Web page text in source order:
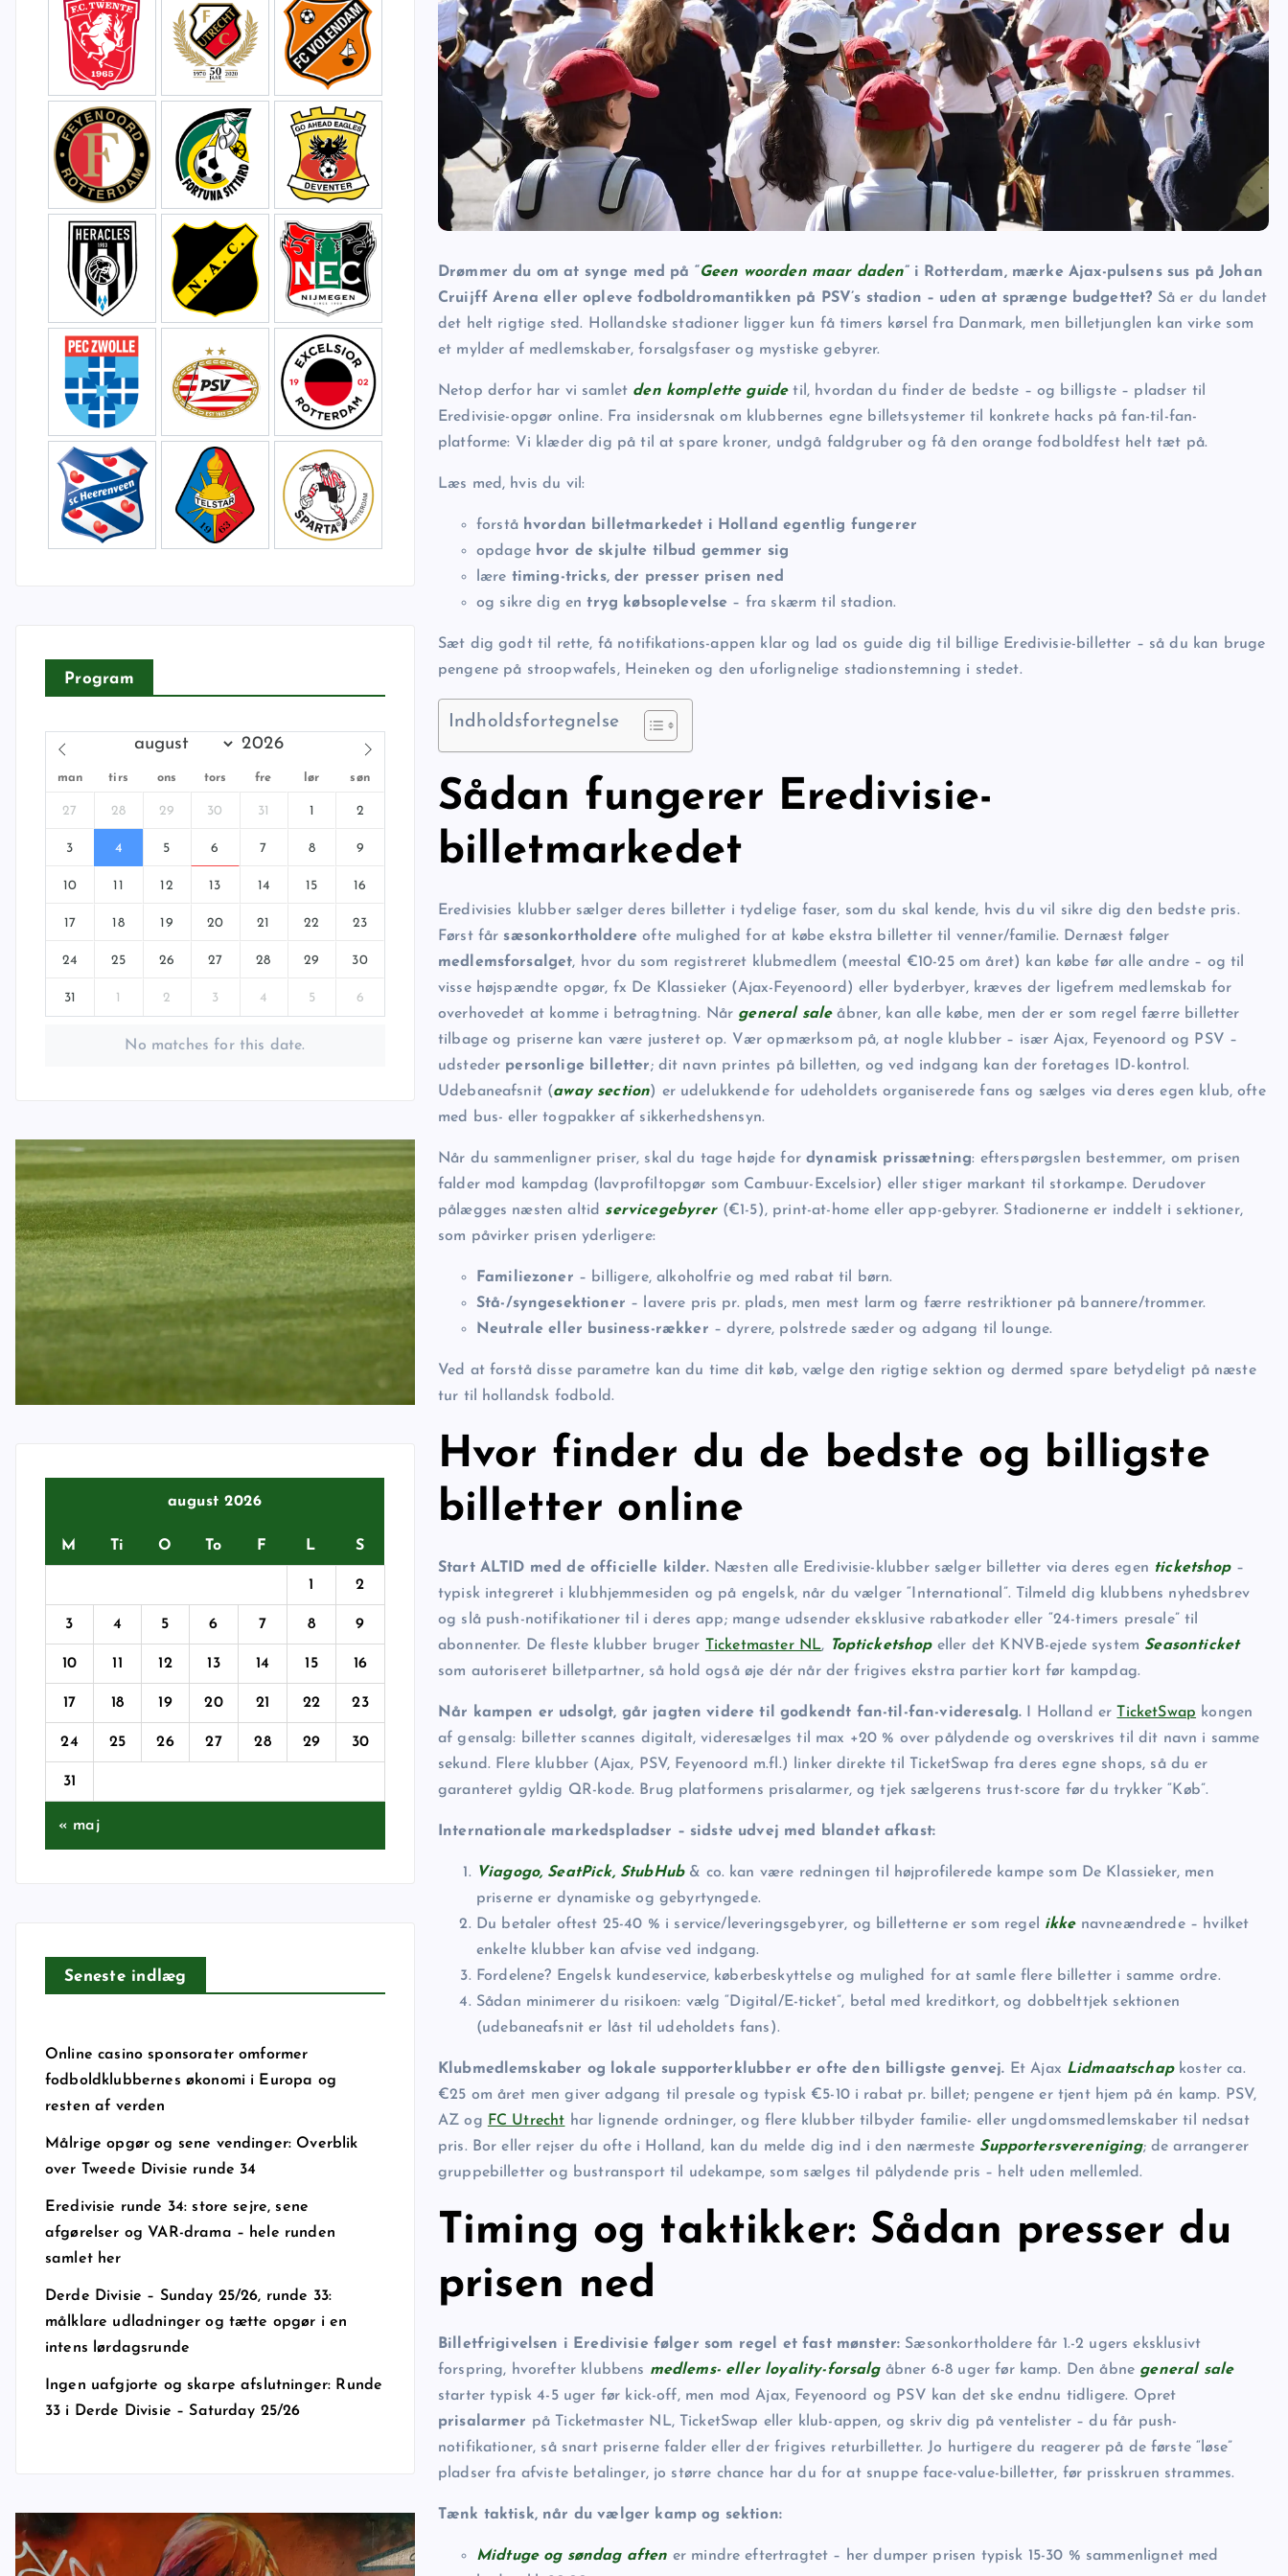
Program
man tirs ons tors fre lør søn
27 28 29 30 31 1 2
3 4 5 6 7 8 9
10 11 12 13 14 15 16
17 18 19 20 21 22 23
24 25 26 27 28 29 30
31 1 2 3 4 5 6
No matches for this date.
august 2026
M Ti O To F L S
1 2
3 4 5 6 7 8 9
10 11 12 13 14 15 16
17 18 19 20 21 22 23
24 25 26 27 28 29 30
31
« maj
Seneste indlæg
Online casino sponsorater omformer
fodboldklubbernes økonomi i Europa og
resten af verden
Målrige opgør og sene vendinger: Overblik
over Tweede Divisie runde 34
Eredivisie runde 34: store sejre, sene
afgørelser og VAR-drama – hele runden
samlet her
Derde Divisie – Sunday 25/26, runde 33:
målklare udladninger og tætte opgør i en
intens lørdagsrunde
Ingen uafgjorte og skarpe afslutninger: Runde
33 i Derde Divisie – Saturday 25/26
Drømmer du om at synge med på “Geen woorden maar daden” i Rotterdam, mærke Ajax-pulsens sus på Johan
Cruijff Arena eller opleve fodboldromantikken på PSV’s stadion – uden at sprænge budgettet? Så er du landet
det helt rigtige sted. Hollandske stadioner ligger kun få timers kørsel fra Danmark, men billetjunglen kan virke som
et mylder af medlemskaber, forsalgsfaser og mystiske gebyrer.
Netop derfor har vi samlet den komplette guidetil, hvordan du finder de bedste – og billigste – pladser til
Eredivisie-opgør online. Fra insidersnak om klubbernes egne billetsystemer til konkrete hacks på fan-til-fan-
platforme: Vi klæder dig på til at spare kroner, undgå faldgruber og få den orange fodboldfest helt tæt på.
Læs med, hvis du vil:
forstå hvordan billetmarkedet i Holland egentlig fungerer
opdage hvor de skjulte tilbud gemmer sig
lære timing-tricks, der presser prisen ned
og sikre dig entryg købsoplevelse – fra skærm til stadion.
Sæt dig godt til rette, få notifikations-appen klar og lad os guide dig til billige Eredivisie-billetter – så du kan bruge
pengene på stroopwafels, Heineken og den uforlignelige stadionstemning i stedet.
Indholdsfortegnelse
Sådan fungerer Eredivisie-
billetmarkedet
Eredivisies klubber sælger deres billetter i tydelige faser, som du skal kende, hvis du vil sikre dig den bedste pris.
Først får sæsonkortholdere ofte mulighed for at købe ekstra billetter til venner/familie. Dernæst følger
medlemsforsalget, hvor du som registreret klubmedlem (meestal €10-25 om året) kan købe før alle andre – og til
visse højspændte opgør, fx De Klassieker (Ajax-Feyenoord) eller byderbyer, kræves der ligefrem medlemskab for
overhovedet at komme i betragtning. Når general saleåbner, kan alle købe, men der er som regel færre billetter
tilbage og priserne kan være justeret op. Vær opmærksom på, at nogle klubber – især Ajax, Feyenoord og PSV –
udsteder personlige billetter; dit navn printes på billetten, og ved indgang kan der foretages ID-kontrol.
Udebaneafsnit (away section) er udelukkende for udeholdets organiserede fans og sælges via deres egen klub, ofte
med bus- eller togpakker af sikkerhedshensyn.
Når du sammenligner priser, skal du tage højde fordynamisk prissætning: efterspørgslen bestemmer, om prisen
falder mod kampdag (lavprofiltopgør som Cambuur-Excelsior) eller stiger markant til storkampe. Derudover
pålægges næsten altid servicegebyrer(€1-5), print-at-home eller app-gebyrer. Stadionerne er inddelt i sektioner,
som påvirker prisen yderligere:
Familiezoner – billigere, alkoholfrie og med rabat til børn.
Stå-/syngesektioner – lavere pris pr. plads, men mest larm og færre restriktioner på bannere/trommer.
Neutrale eller business-rækker – dyrere, polstrede sæder og adgang til lounge.
Ved at forstå disse parametre kan du time dit køb, vælge den rigtige sektion og dermed spare betydeligt på næste
tur til hollandsk fodbold.
Hvor finder du de bedste og billigste
billetter online
Start ALTID med de officielle kilder.Næsten alle Eredivisie-klubber sælger billetter via deres egen ticketshop–
typisk integreret i klubhjemmesiden og på engelsk, når du vælger “International”. Tilmeld dig klubbens nyhedsbrev
og slå push-notifikationer til i deres app; mange udsender eksklusive rabatkoder eller “24-timers presale” til
abonnenter. De fleste klubber bruger Ticketmaster NL, Topticketshopeller det KNVB-ejede system Seasonticket
som autoriseret billetpartner, så hold også øje dér når der frigives ekstra partier kort før kampdag.
Når kampen er udsolgt, går jagten videre til godkendt fan-til-fan-videre­salg. I Holland erTicketSwap kongen
af gensalg: billetter scannes digitalt, videresælges til max +20 % over pålydende og overskrives til dit navn i samme
sekund. Flere klubber (Ajax, PSV, Feyenoord m.fl.) linker direkte til TicketSwap fra deres egne shops, så du er
garanteret gyldig QR-kode. Brug platformens prisalarmer, og tjek sælgerens trust-score før du trykker “Køb”.
Internationale markedspladser – sidste udvej med blandet afkast:
Viagogo, SeatPick, StubHub& co. kan være redningen til højprofilerede kampe som De Klassieker, men
priserne er dynamiske og gebyrtyngede.
Du betaler oftest 25-40 % i service/leveringsgebyrer, og billetterne er som regel ikkenavneændrede – hvilket
enkelte klubber kan afvise ved indgang.
Fordelene? Engelsk kundeservice, køber­beskyttelse og mulighed for at samle flere billetter i samme ordre.
Sådan minimerer du risikoen: vælg “Digital/E-ticket”, betal med kreditkort, og dobbelttjek sektionen
(udebaneafsnit er låst til udeholdets fans).
Klubmedlemskaber og lokale supporterklubber er ofte den billigste genvej. Et Ajax Lidmaatschapkoster ca.
€25 om året men giver adgang til presale og typisk €5-10 i rabat pr. billet; pengene er tjent hjem på én kamp. PSV,
AZ og FC Utrecht har lignende ordninger, og flere klubber tilbyder familie- eller ungdoms­medlemskaber til nedsat
pris. Bor eller rejser du ofte i Holland, kan du melde dig ind i den nærmeste Supportersvereniging; de arrangerer
gruppebilletter og bustransport til udekampe, som sælges til pålydende pris – helt uden mellemled.
Timing og taktikker: Sådan presser du
prisen ned
Billetfrigivelsen i Eredivisie følger som regel et fast mønster: Sæsonkortholdere får 1.-2 ugers eksklusivt
forspring, hvorefter klubbens medlems- eller loyality-forsalgåbner 6-8 uger før kamp. Den åbne general sale
starter typisk 4-5 uger før kick-off, men mod Ajax, Feyenoord og PSV kan det ske endnu tidligere. Opret
prisalarmer på Ticketmaster NL, TicketSwap eller klub-appen, og skriv dig på ventelister – du får push-
notifikationer, så snart priserne falder eller der frigives retur­billetter. Jo hurtigere du reagerer på de første “løse”
pladser fra afviste betalinger, jo større chance har du for at snuppe face-value-billetter, før prisskruen strammes.
Tænk taktisk, når du vælger kamp og sektion:
Midtuge og søndag aften er mindre eftertragtet – her dumper prisen typisk 15-30 % sammenlignet med